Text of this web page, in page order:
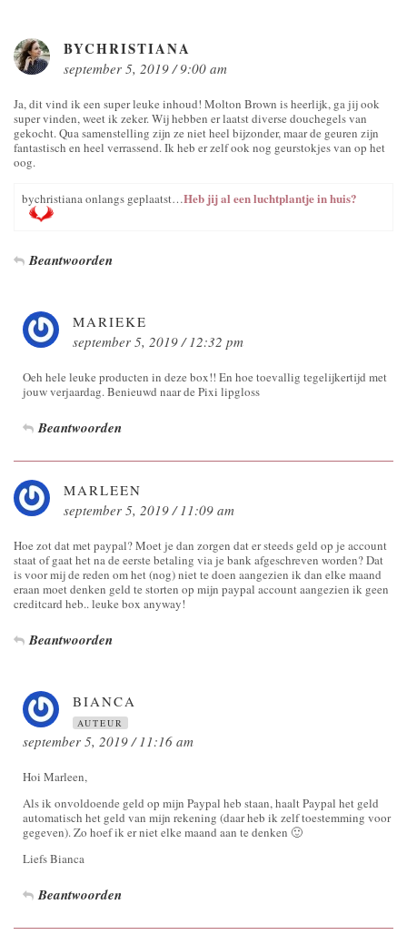
BYCHRISTIANA
september 5, 2019 / 9:00 am
Ja, dit vind ik een super leuke inhoud! Molton Brown is heerlijk, ga jij ook
super vinden, weet ik zeker. Wij hebben er laatst diverse douchegels van
gekocht. Qua samenstelling zijn ze niet heel bijzonder, maar de geuren zijn
fantastisch en heel verrassend. Ik heb er zelf ook nog geurstokjes van op het
oog.
bychristiana onlangs geplaatst…Heb jij al een luchtplantje in huis?
Beantwoorden
MARIEKE
september 5, 2019 / 12:32 pm
Oeh hele leuke producten in deze box!! En hoe toevallig tegelijkertijd met
jouw verjaardag. Benieuwd naar de Pixi lipgloss
Beantwoorden
MARLEEN
september 5, 2019 / 11:09 am
Hoe zot dat met paypal? Moet je dan zorgen dat er steeds geld op je account
staat of gaat het na de eerste betaling via je bank afgeschreven worden? Dat
is voor mij de reden om het (nog) niet te doen aangezien ik dan elke maand
eraan moet denken geld te storten op mijn paypal account aangezien ik geen
creditcard heb.. leuke box anyway!
Beantwoorden
BIANCA
AUTEUR
september 5, 2019 / 11:16 am
Hoi Marleen,
Als ik onvoldoende geld op mijn Paypal heb staan, haalt Paypal het geld
automatisch het geld van mijn rekening (daar heb ik zelf toestemming voor
gegeven). Zo hoef ik er niet elke maand aan te denken 🙂
Liefs Bianca
Beantwoorden